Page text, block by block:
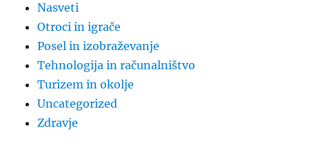
Nasveti
Otroci in igrače
Posel in izobraževanje
Tehnologija in računalništvo
Turizem in okolje
Uncategorized
Zdravje